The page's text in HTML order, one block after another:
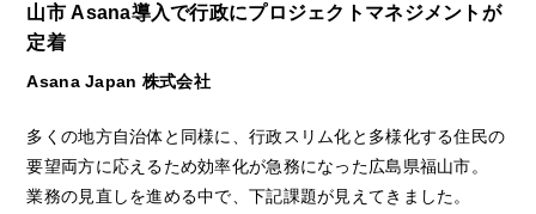
山市 Asana導入で行政にプロジェクトマネジメントが
定着
Asana Japan 株式会社
多くの地方自治体と同様に、行政スリム化と多様化する住民の
要望両方に応えるため効率化が急務になった広島県福山市。
業務の見直しを進める中で、下記課題が見えてきました。